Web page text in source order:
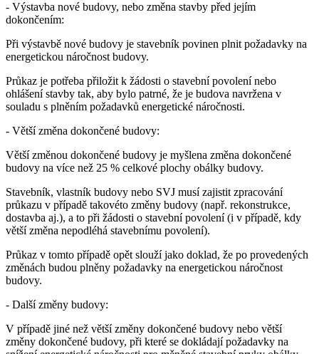
- Výstavba nové budovy, nebo změna stavby před jejím
dokončením:
Při výstavbě nové budovy je stavebník povinen plnit požadavky na
energetickou náročnost budovy.
Průkaz je potřeba přiložit k žádosti o stavební povolení nebo
ohlášení stavby tak, aby bylo patrné, že je budova navržena v
souladu s plněním požadavků energetické náročnosti.
- Větší změna dokončené budovy:
Větší změnou dokončené budovy je myšlena změna dokončené
budovy na více než 25 % celkové plochy obálky budovy.
Stavebník, vlastník budovy nebo SVJ musí zajistit zpracování
průkazu v případě takovéto změny budovy (např. rekonstrukce,
dostavba aj.), a to při žádosti o stavební povolení (i v případě, kdy
větší změna nepodléhá stavebnímu povolení).
Průkaz v tomto případě opět slouží jako doklad, že po provedených
změnách budou plněny požadavky na energetickou náročnost
budovy.
- Další změny budovy:
V případě jiné než větší změny dokončené budovy nebo větší
změny dokončené budovy, při které se dokládají požadavky na